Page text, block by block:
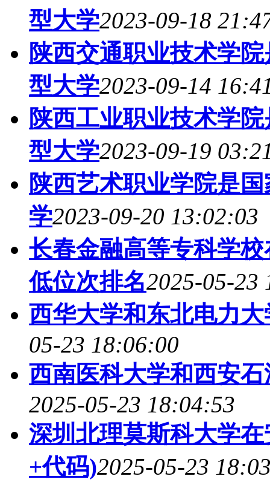
型大学2023-09-18
陕西交通职业技术学
型大学2023-09-14
陕西工业职业技术学
型大学2023-09-19
陕西艺术职业学院是
学2023-09-20 13:02:03
长春金融高等专科学
低位次排名2025-05-23
西华大学和东北电力
05-23 18:06:00
西南医科大学和西安
2025-05-23 18:04:53
深圳北理莫斯科大学
+代码)2025-05-23